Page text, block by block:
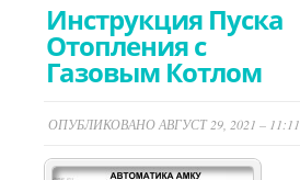
Инструкция Пуска
Отопления с
Газовым Котлом
ОПУБЛИКОВАНО АВГУСТ 29, 2021 – 11:11